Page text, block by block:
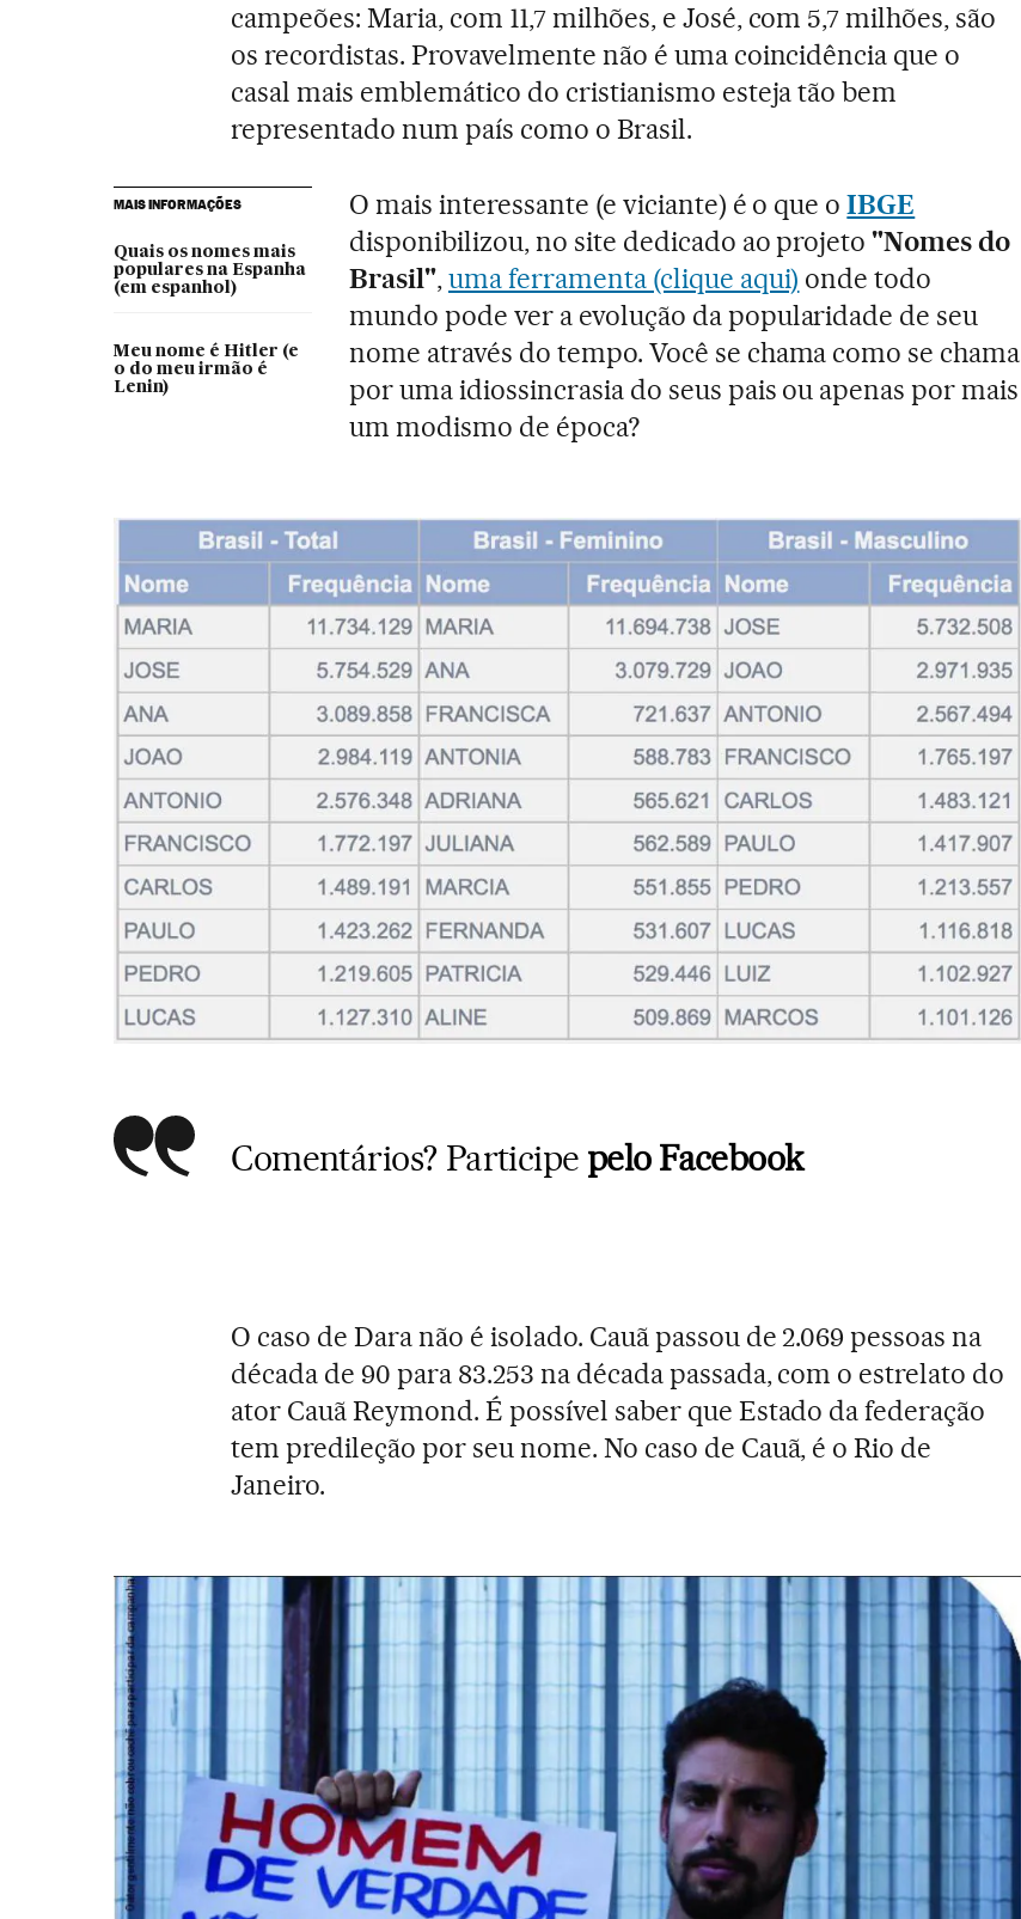
campeões: Maria, com 11,7 milhões, e José, com 5,7 milhões, são
os recordistas. Provavelmente não é uma coincidência que o
casal mais emblemático do cristianismo esteja tão bem
representado num país como o Brasil.
MAIS INFORMAÇÕES
Quais os nomes mais
populares na Espanha
(em espanhol)
Meu nome é Hitler (e
o do meu irmão é
Lenin)
O mais interessante (e viciante) é o que oIBGE
disponibilizou, no site dedicado ao projeto"Nomes do
Brasil",uma ferramenta (clique aqui) onde todo
mundo pode ver a evolução da popularidade de seu
nome através do tempo. Você se chama como se chama
por uma idiossincrasia do seus pais ou apenas por mais
um modismo de época?
Comentários? Participe pelo Facebook
O caso de Dara não é isolado. Cauã passou de 2.069 pessoas na
década de 90 para 83.253 na década passada, com o estrelato do
ator Cauã Reymond. É possível saber que Estado da federação
tem predileção por seu nome. No caso de Cauã, é o Rio de
Janeiro.